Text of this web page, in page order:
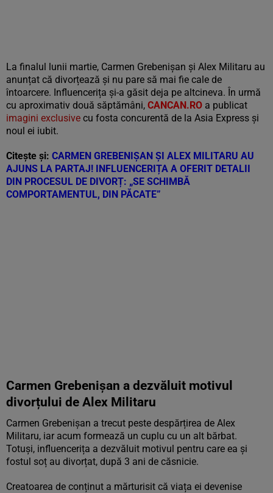
La finalul lunii martie, Carmen Grebenișan și Alex Militaru au
anunțat că divorțează și nu pare să mai fie cale de
întoarcere. Influencerița și-a găsit deja pe altcineva. În urmă
cu aproximativ două săptămâni, CANCAN.RO a publicat
imagini exclusive cu fosta concurentă de la Asia Express și
noul ei iubit.
Citește și: CARMEN GREBENIȘAN ȘI ALEX MILITARU AU
AJUNS LA PARTAJ! INFLUENCERIȚA A OFERIT DETALII
DIN PROCESUL DE DIVORȚ: „SE SCHIMBĂ
COMPORTAMENTUL, DIN PĂCATE”
Carmen Grebenișan a dezvăluit motivul
divorțului de Alex Militaru
Carmen Grebenișan a trecut peste despărțirea de Alex
Militaru, iar acum formează un cuplu cu un alt bărbat.
Totuși, influencerița a dezvăluit motivul pentru care ea și
fostul soț au divorțat, după 3 ani de căsnicie.
Creatoarea de conținut a mărturisit că viața ei devenise